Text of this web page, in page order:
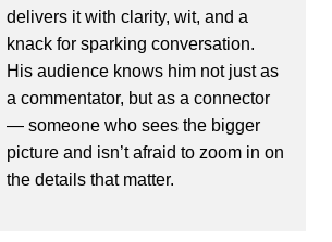
delivers it with clarity, wit, and a
knack for sparking conversation.
His audience knows him not just as
a commentator, but as a connector
— someone who sees the bigger
picture and isn’t afraid to zoom in on
the details that matter.